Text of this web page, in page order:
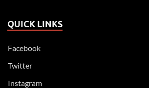
QUICK LINKS
Facebook
Twitter
Instagram